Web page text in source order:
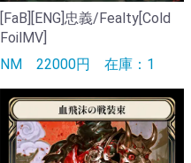
[FaB][ENG]忠義/Fealty[Cold
FoilMV]
NM 22000円 在庫：1